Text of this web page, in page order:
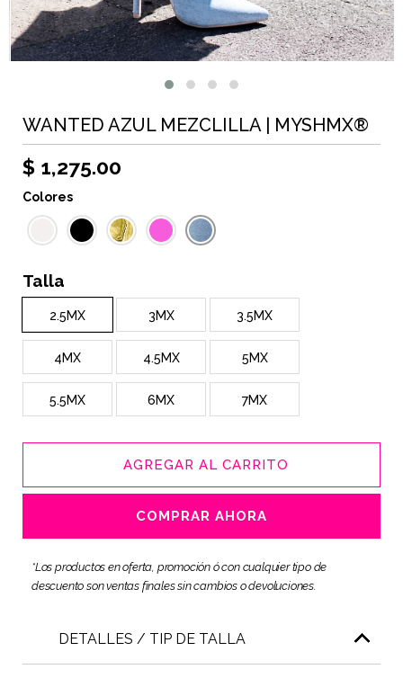
WANTED AZUL MEZCLILLA | MYSHMX®
$ 1,275.00
Colores
Talla
2.5MX 3MX 3.5MX
4MX 4.5MX 5MX
5.5MX 6MX 7MX
AGREGAR AL CARRITO
COMPRAR AHORA
*Los productos en oferta, promoción ó con cualquier tipo de
descuento son ventas finales sin cambios o devoluciones.
DETALLES / TIP DE TALLA